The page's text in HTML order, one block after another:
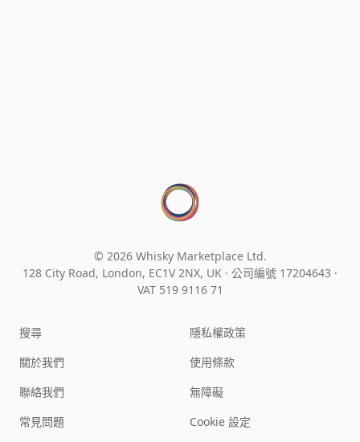
© 2026 Whisky Marketplace Ltd.
128 City Road, London, EC1V 2NX, UK · 公司編號 17204643 ·
VAT 519 9116 71
搜尋
關於我們
聯絡我們
常見問題
隱私權政策
使用條款
無障礙
Cookie 設定